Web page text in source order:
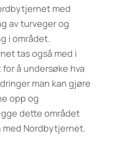
med
av turveger og
i området.
tas også med i
å undersøke hva
man kan gjøre
opp og
dette området
med Nordbytjernet.